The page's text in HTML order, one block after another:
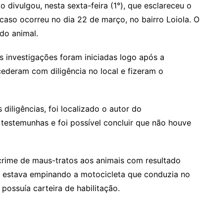
divulgou, nesta sexta-feira (1°), que esclareceu o
ocorreu no dia 22 de março, no bairro Loiola. O
animal.
investigações foram iniciadas logo após a
com diligência no local e fizeram o
diligências, foi localizado o autor do
e foi possível concluir que não houve
de maus-tratos aos animais com resultado
empinando a motocicleta que conduzia no
carteira de habilitação.